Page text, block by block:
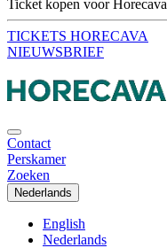
Ticket kopen voor Horecava
TICKETS HORECAVA
NIEUWSBRIEF
Contact
Perskamer
Zoeken
Nederlands
English
Nederlands